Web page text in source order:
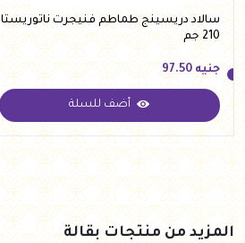
سالاد دريسينج طماطم فنيجرت ناتوريستا
210 جم
جنيه
جنيه 97.50
أضف للسلة
المزيد من منتجات بقالة